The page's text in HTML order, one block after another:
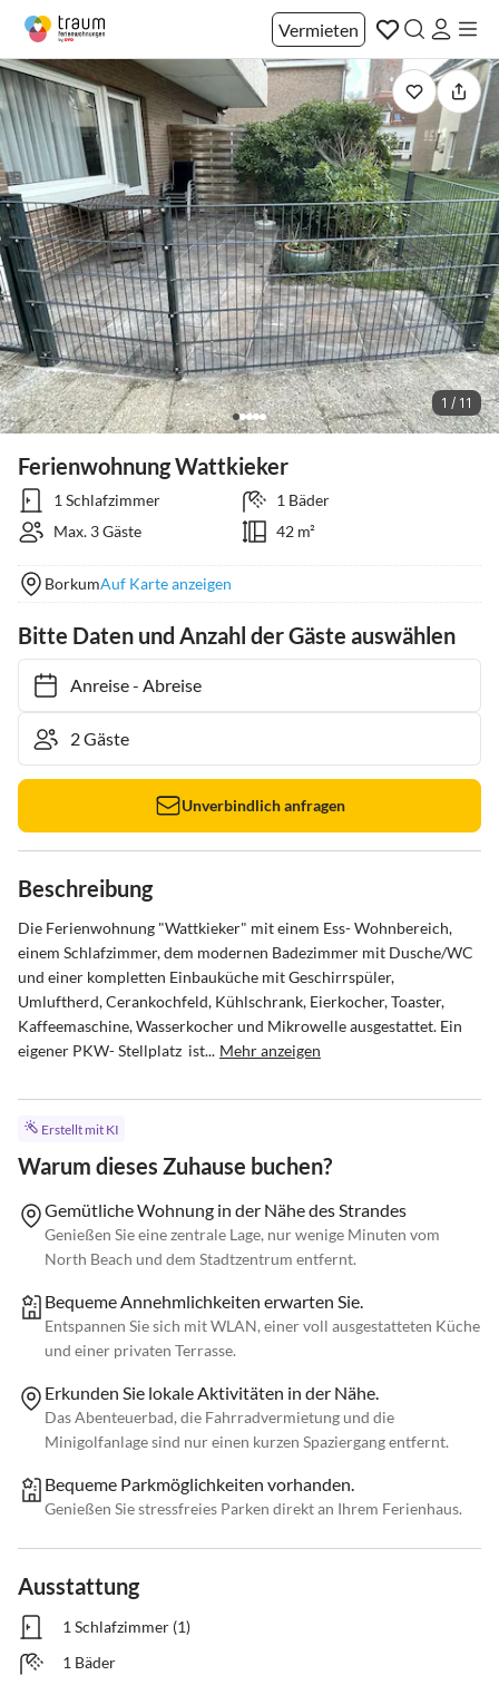
Vermieten
1 / 11
Ferienwohnung Wattkieker
1 Schlafzimmer
1 Bäder
Max. 3 Gäste
42 m²
BorkumAuf Karte anzeigen
Bitte Daten und Anzahl der Gäste auswählen
Anreise- Abreise
Unverbindlich anfragen
Beschreibung
Die Ferienwohnung "Wattkieker" mit einem Ess- Wohnbereich,
einem Schlafzimmer, dem modernen Badezimmer mit Dusche/WC
und einer kompletten Einbauküche mit Geschirrspüler,
Umluftherd, Cerankochfeld, Kühlschrank, Eierkocher, Toaster,
Kaffeemaschine, Wasserkocher und Mikrowelle ausgestattet. Ein
eigener PKW- Stellplatz  ist... Mehr anzeigen
Erstellt mit KI
Warum dieses Zuhause buchen?
Gemütliche Wohnung in der Nähe des Strandes
Genießen Sie eine zentrale Lage, nur wenige Minuten vom
North Beach und dem Stadtzentrum entfernt.
Bequeme Annehmlichkeiten erwarten Sie.
Entspannen Sie sich mit WLAN, einer voll ausgestatteten Küche
und einer privaten Terrasse.
Erkunden Sie lokale Aktivitäten in der Nähe.
Das Abenteuerbad, die Fahrradvermietung und die
Minigolfanlage sind nur einen kurzen Spaziergang entfernt.
Bequeme Parkmöglichkeiten vorhanden.
Genießen Sie stressfreies Parken direkt an Ihrem Ferienhaus.
Ausstattung
1 Schlafzimmer (1)
1 Bäder